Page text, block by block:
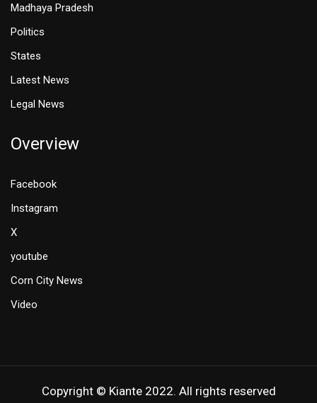
Madhaya Pradesh
Politics
States
Latest News
Legal News
Overview
Facebook
Instagram
X
youtube
Corn City News
Video
Copyright © Kiante 2022. All rights reserved